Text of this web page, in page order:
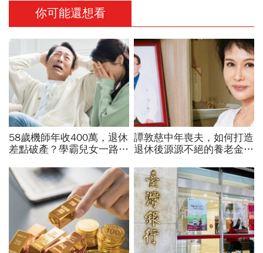
你可能還想看
58歲機師年收400萬，退休
差點破產？學霸兒女一路私
款：賺再多都可能被三座大
山壓垮
譚敦慈中年喪夫，如何打造
退休後源源不絕的養老金？
老、領到老」